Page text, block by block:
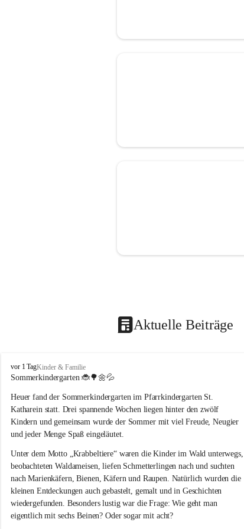
Aktuelle Beiträge
T
r
g
ö
ß
-
t
.
a
t
h
a
vor 1 TagKinder & Familie
Sommerkindergarten 🐞🌳🌼💦
Heuer fand der Sommerkindergarten im Pfarrkindergarten St.
Katharein statt. Drei spannende Wochen liegen hinter den zwölf
Kindern und gemeinsam wurde der Sommer mit viel Freude, Neugier
und jeder Menge Spaß eingeläutet.
Unter dem Motto „Krabbeltiere“ waren die Kinder im Wald unterwegs,
beobachteten Waldameisen, liefen Schmetterlingen nach und suchten
nach Marienkäfern, Bienen, Käfern und Raupen. Natürlich wurden die
kleinen Entdeckungen auch gebastelt, gemalt und in Geschichten
wiedergefunden. Besonders lustig war die Frage: Wie geht man
eigentlich mit sechs Beinen? Oder sogar mit acht?